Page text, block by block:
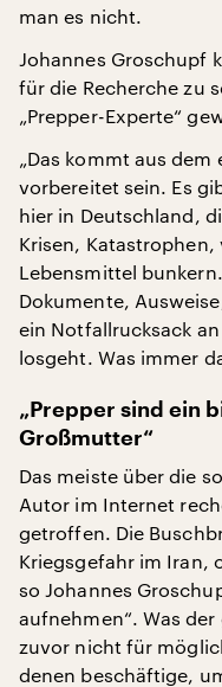
man es nicht.
Johannes Groschupf
für die Recherche zu
„Prepper-Experte“
„Das kommt aus dem
vorbereitet sein. Es
hier in Deutschland,
Krisen,
Lebensmittel
Dokumente,
ein Notfallrucksack
losgeht. Was immer
„Prepper sind ein
Großmutter“
Das meiste über die
Autor im Internet
getroffen. Die
Kriegsgefahr im Iran,
so Johannes
aufnehmen“. Was
zuvor nicht für
denen beschäftige,